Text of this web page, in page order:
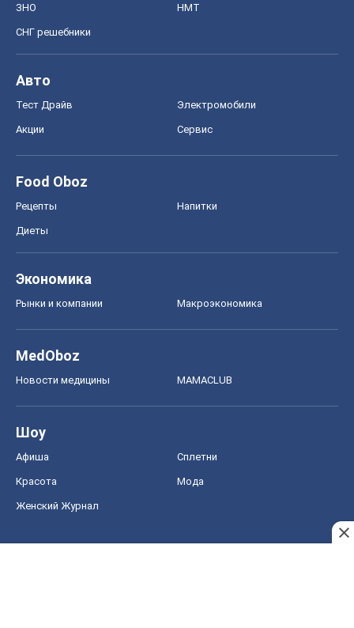
ЗНО НМТ
СНГ решебники
Авто
Тест Драйв Электромобили
Акции Сервис
Food Oboz
Рецепты Напитки
Диеты
Экономика
Рынки и компании Mакроэкономика
MedOboz
Новости медицины MAMACLUB
Шоу
Афиша Сплетни
Красота Мода
Женский Журнал